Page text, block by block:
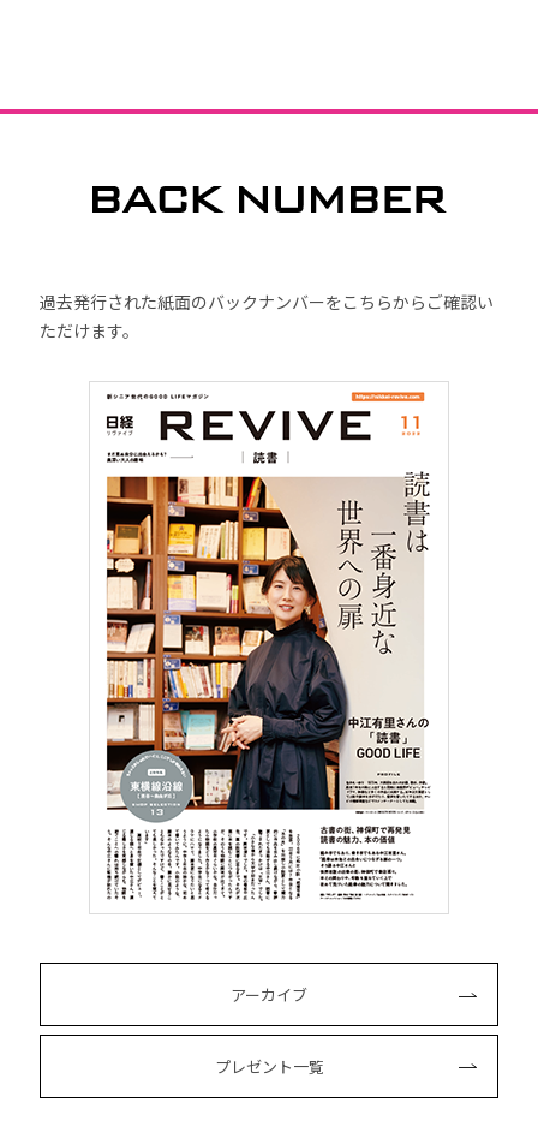
過去発行された紙面のバックナンバーをこちらからご確認い
ただけます。
アーカイブ
プレゼント一覧